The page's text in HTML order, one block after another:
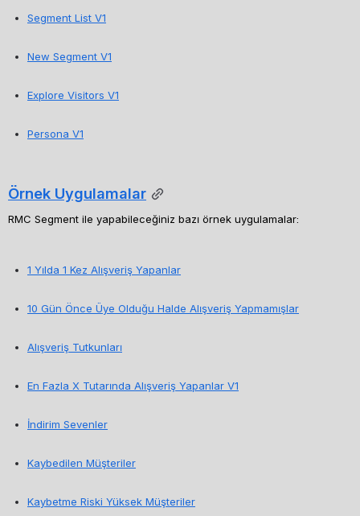
Segment List V1
New Segment V1
Explore Visitors V1
Persona V1
Örnek Uygulamalar
RMC Segment ile yapabileceğiniz bazı örnek uygulamalar:
1 Yılda 1 Kez Alışveriş Yapanlar
10 Gün Önce Üye Olduğu Halde Alışveriş Yapmamışlar
Alışveriş Tutkunları
En Fazla X Tutarında Alışveriş Yapanlar V1
İndirim Sevenler
Kaybedilen Müşteriler
Kaybetme Riski Yüksek Müşteriler